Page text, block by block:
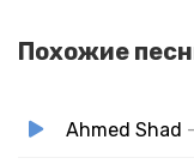
Мы как дети верим в
Высоко полетим
Похожие
Ahmed Shad